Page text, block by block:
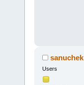
sanuchek
Users